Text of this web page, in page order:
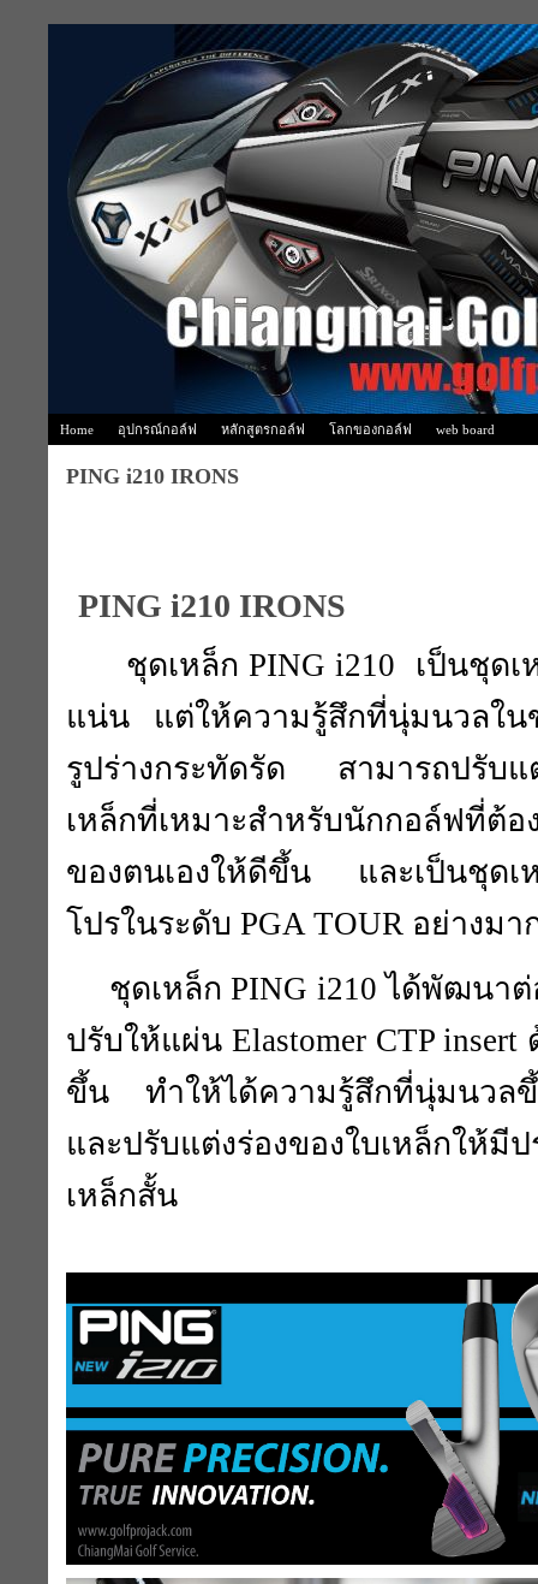
Home อุปกรณ์กอล์ฟ หลักสูตรกอล์ฟ โลกของกอล์ฟ web board
PING i210 IRONS
PING i210 IRONS
ชุดเหล็ก PING i210 เป็นชุด
แน่น แต่ให้ความรู้สึกที่นุ่มนวลใ
รูปร่างกระทัดรัด สามารถปรับแ
เหล็กที่เหมาะสำหรับนักกอล์ฟที่ต้
ของตนเองให้ดีขึ้น และเป็นชุดเ
โปรในระดับ PGA TOUR อย่างม
ชุดเหล็ก PING i210 ได้พัฒนา
ปรับให้แผ่น Elastomer CTP
ขึ้น ทำให้ได้ความรู้สึกที่นุ่มนวล
และปรับแต่งร่องของใบเหล็กให้มี
เหล็กสั้น